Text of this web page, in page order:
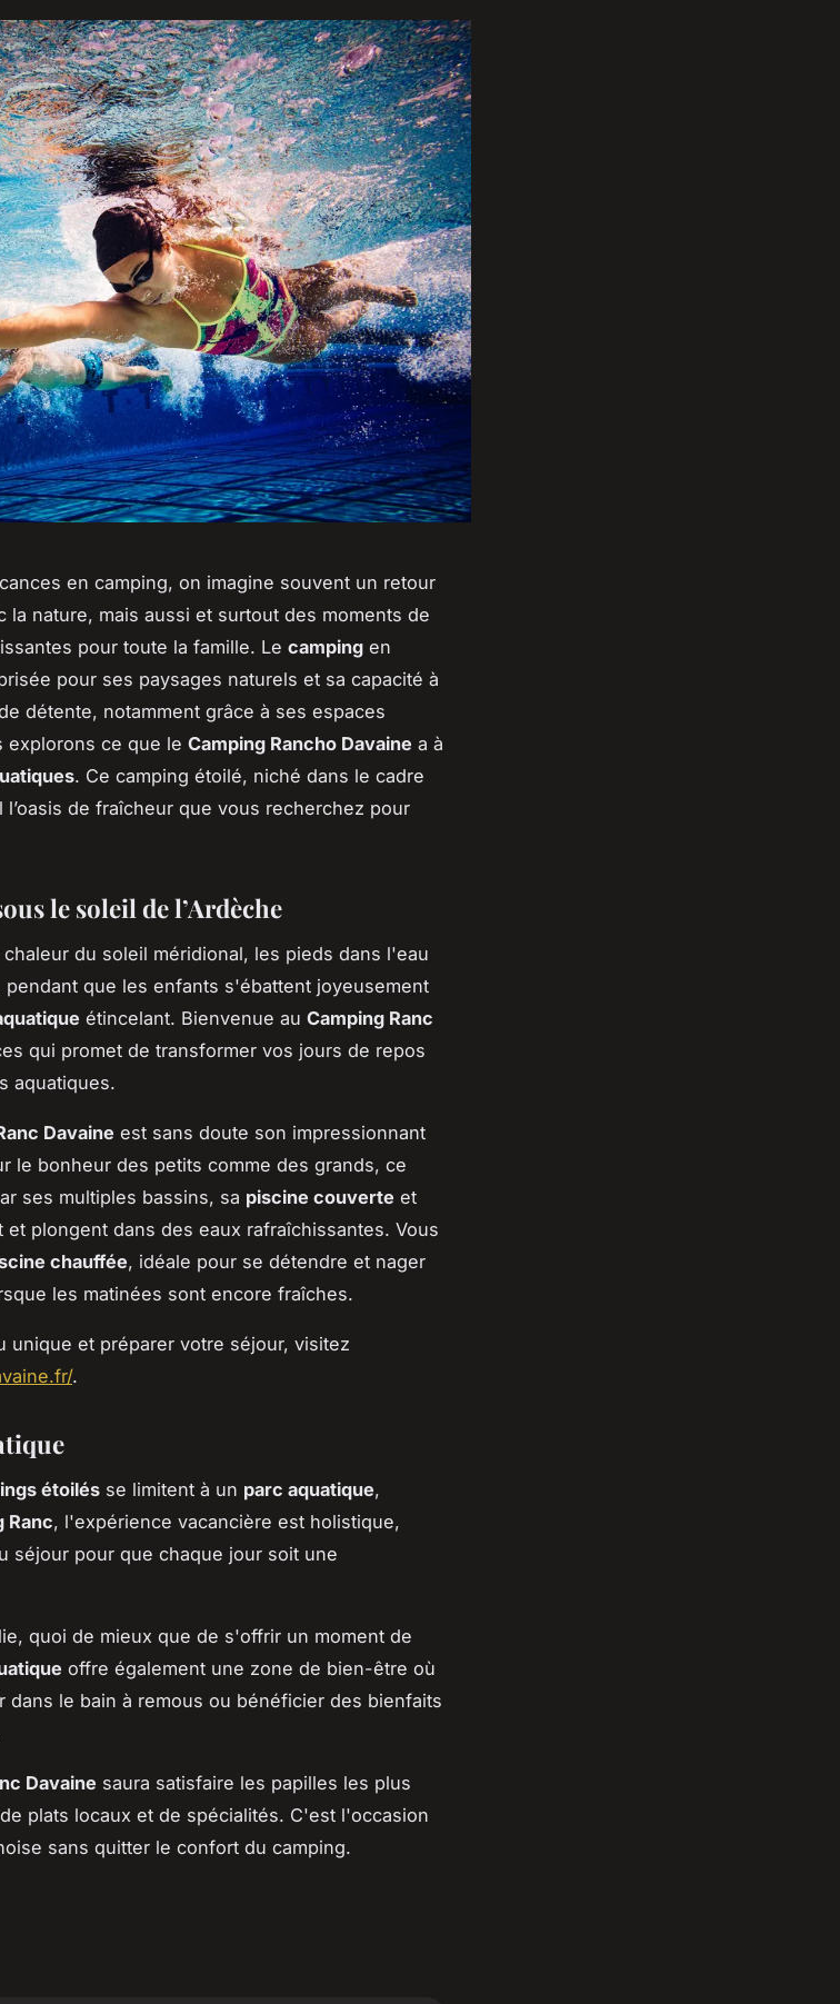
en camping, on imagine souvent un retour
la nature, mais aussi et surtout des moments de
pour toute la famille. Le camping en
pour ses paysages naturels et sa capacité à
détente, notamment grâce à ses espaces
explorons ce que le Camping Rancho Davaine a à
. Ce camping étoilé, niché dans le cadre
l’oasis de fraîcheur que vous recherchez pour
le soleil de l’Ardèche
du soleil méridional, les pieds dans l'eau
pendant que les enfants s'ébattent joyeusement
étincelant. Bienvenue au Camping Ranc
qui promet de transformer vos jours de repos
aquatiques.
Davaine est sans doute son impressionnant
le bonheur des petits comme des grands, ce
ses multiples bassins, sa piscine couverte et
plongent dans des eaux rafraîchissantes. Vous
chauffée, idéale pour se détendre et nager
les matinées sont encore fraîches.
unique et préparer votre séjour, visitez
.
étoilés se limitent à un parc aquatique,
Ranc, l'expérience vacancière est holistique,
séjour pour que chaque jour soit une
quoi de mieux que de s'offrir un moment de
offre également une zone de bien-être où
dans le bain à remous ou bénéficier des bienfaits
Davaine saura satisfaire les papilles les plus
plats locaux et de spécialités. C'est l'occasion
sans quitter le confort du camping.